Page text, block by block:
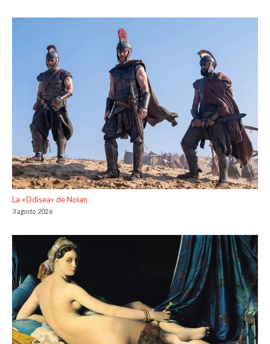
La «Odisea» de Nolan
3 agosto, 2026